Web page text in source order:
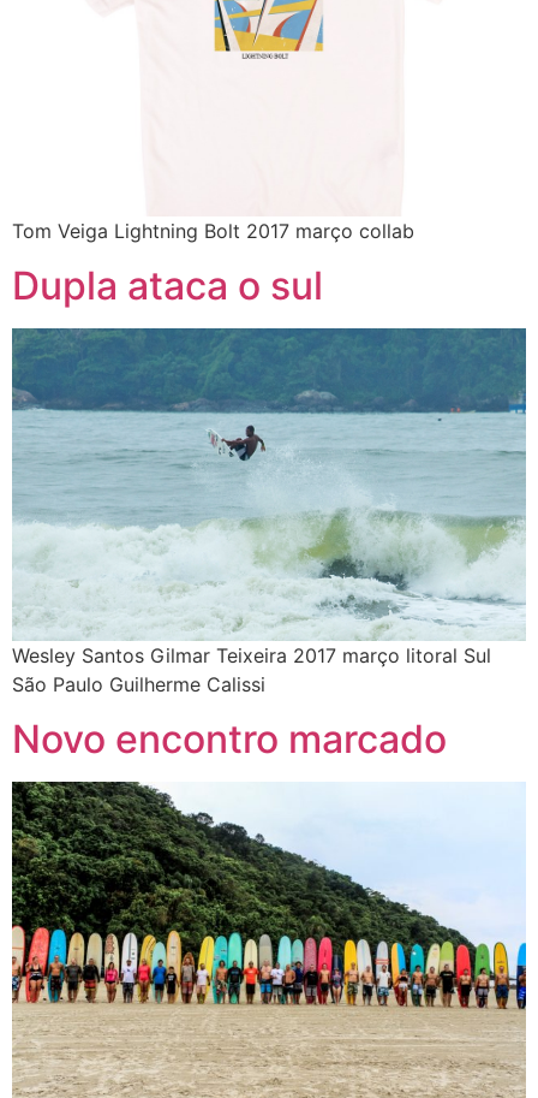
Tom Veiga Lightning Bolt 2017 março collab
Dupla ataca o sul
Wesley Santos Gilmar Teixeira 2017 março litoral Sul
São Paulo Guilherme Calissi
Novo encontro marcado